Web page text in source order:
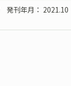
発刊年月： 2021.10